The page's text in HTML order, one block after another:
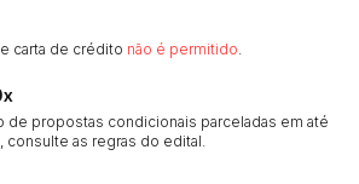
carta de crédito não é permitido
de propostas condicionais parceladas em até
consulte as regras do edital.